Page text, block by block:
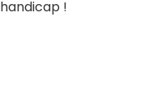
handicap !